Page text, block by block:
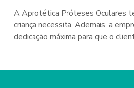
A Aprotética Próteses Oculares
criança necessita. Ademais, a
dedicação máxima para que o